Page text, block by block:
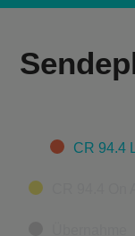
CategoriesCR 94.4